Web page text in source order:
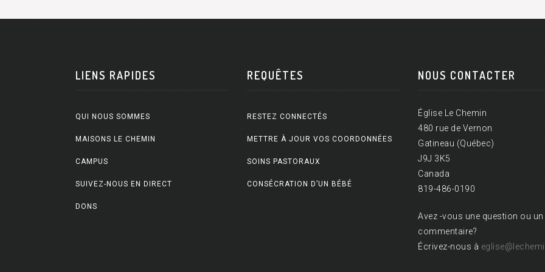
LIENS RAPIDES
QUI NOUS SOMMES
MAISONS LE CHEMIN
CAMPUS
SUIVEZ-NOUS EN DIRECT
DONS
REQUÊTES
RESTEZ CONNECTÉS
METTRE À JOUR VOS COORDONNÉES
SOINS PASTORAUX
CONSÉCRATION D’UN BÉBÉ
NOUS CONTACTER
Église Le Chemin
480 rue de Vernon
Gatineau (Québec)
J9J 3K5
Canada
819-486-0190
Avez -vous une question ou un
commentaire?
Écrivez-nous à